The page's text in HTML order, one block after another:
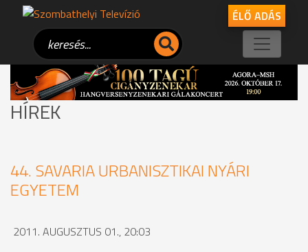
ÉLŐ ADÁS
HÍREK
44. SAVARIA URBANISZTIKAI NYÁRI
EGYETEM
2011. AUGUSZTUS 01., 20:03